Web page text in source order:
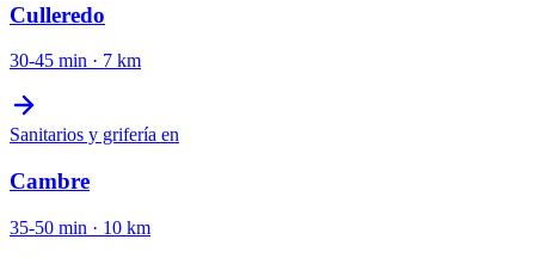
Culleredo
30-45 min · 7 km
Sanitarios y grifería en
Cambre
35-50 min · 10 km